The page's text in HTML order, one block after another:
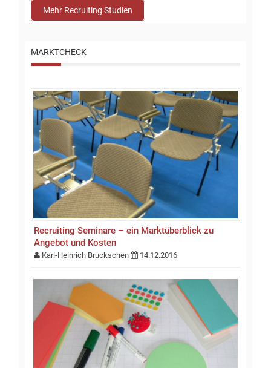
Mehr Recruiting Studien
MARKTCHECK
Recruiting Seminare – ein Marktüberblick zu
Angebot und Kosten
Karl-Heinrich Bruckschen 14.12.2016